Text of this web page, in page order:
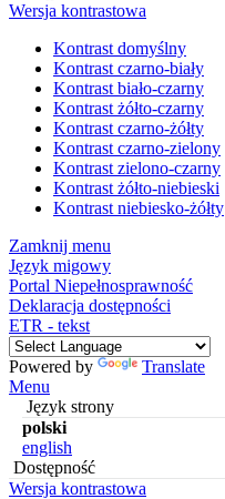
Wersja kontrastowa
Kontrast domyślny
Kontrast czarno-biały
Kontrast biało-czarny
Kontrast żółto-czarny
Kontrast czarno-żółty
Kontrast czarno-zielony
Kontrast zielono-czarny
Kontrast żółto-niebieski
Kontrast niebiesko-żółty
Zamknij menu
Język migowy
Portal Niepełnosprawność
Deklaracja dostępności
ETR - tekst
Powered by
Translate
Menu
Język strony
polski
english
Dostępność
Wersja kontrastowa